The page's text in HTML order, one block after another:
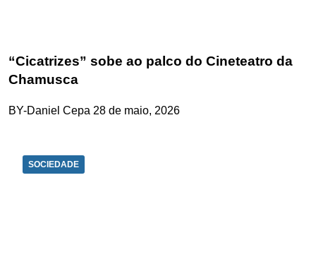
“Cicatrizes” sobe ao palco do Cineteatro da
Chamusca
BY-Daniel Cepa 28 de maio, 2026
SOCIEDADE